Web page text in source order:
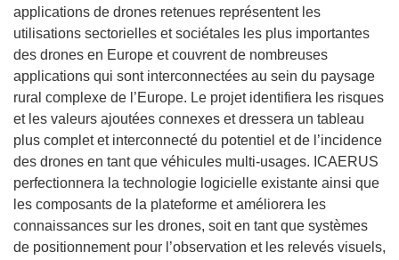
applications de drones retenues représentent les
utilisations sectorielles et sociétales les plus importantes
des drones en Europe et couvrent de nombreuses
applications qui sont interconnectées au sein du paysage
rural complexe de l’Europe. Le projet identifiera les risques
et les valeurs ajoutées connexes et dressera un tableau
plus complet et interconnecté du potentiel et de l’incidence
des drones en tant que véhicules multi-usages. ICAERUS
perfectionnera la technologie logicielle existante ainsi que
les composants de la plateforme et améliorera les
connaissances sur les drones, soit en tant que systèmes
de positionnement pour l’observation et les relevés visuels,